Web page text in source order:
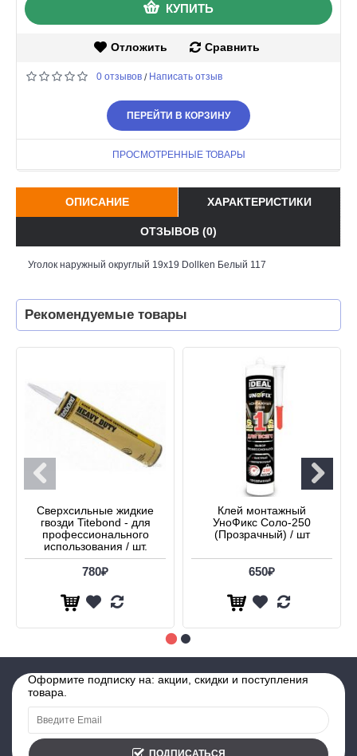
КУПИТЬ
Отложить Сравнить
0 отзывов / Написать отзыв
ПЕРЕЙТИ В КОРЗИНУ
ПРОСМОТРЕННЫЕ ТОВАРЫ
ОПИСАНИЕ ХАРАКТЕРИСТИКИ
ОТЗЫВОВ (0)
Уголок наружный округлый 19х19 Dollken Белый 117
Рекомендуемые товары
Сверхсильные жидкие
гвозди Titebond - для
профессионального
использования / шт.
780₽
Клей монтажный
УноФикс Соло-250
(Прозрачный) / шт
650₽
Оформите подписку на: акции, скидки и поступления
товара.
ПОДПИСАТЬСЯ